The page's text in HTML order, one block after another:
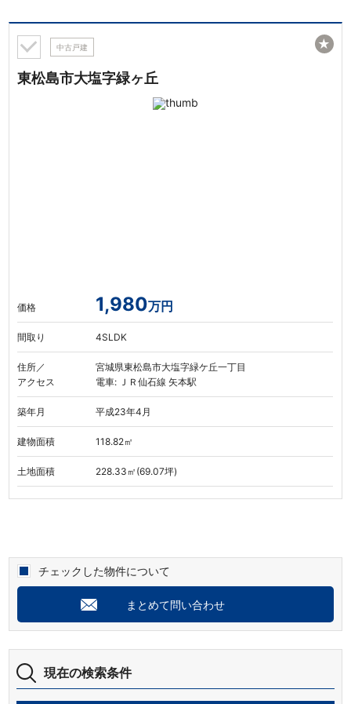
現在の検索条件
中古戸建
東松島市大塩字緑ヶ丘
価格 1,980万円
間取り 4SLDK
住所／
アクセス
宮城県東松島市大塩字緑ケ丘一丁目
電車: ＪＲ仙石線 矢本駅
築年月 平成23年4月
建物面積 118.82㎡
土地面積 228.33㎡(69.07坪)
★
チェックした物件について
まとめて問い合わせ